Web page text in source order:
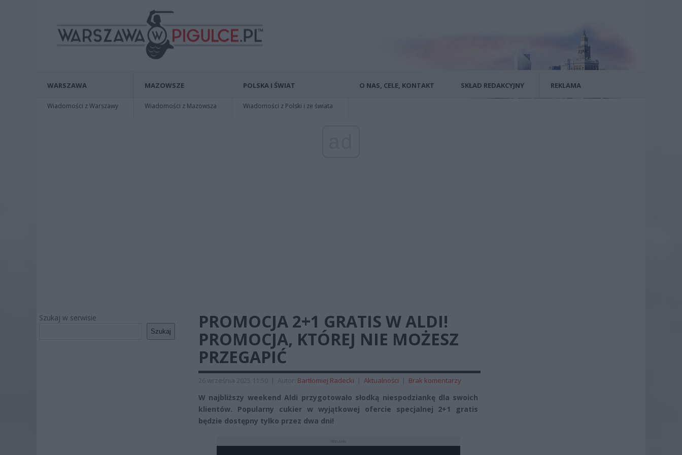
WARSZAWA
Wiadomości z Warszawy
MAZOWSZE
Wiadomości z Mazowsza
POLSKA I ŚWIAT
Wiadomości z Polski i ze świata
O NAS, CELE, KONTAKT SKŁAD REDAKCYJNY REKLAMA
Szukaj w serwisie
Szukaj
PROMOCJA 2+1 GRATIS W ALDI!
PROMOCJA, KTÓREJ NIE MOŻESZ
PRZEGAPIĆ
26 września 2025 11:50 | Autor: Bartłomiej Radecki | Aktualności | Brak komentarzy
W najbliższy weekend Aldi przygotowało słodką niespodziankę dla swoich
klientów. Popularny cukier w wyjątkowej ofercie specjalnej 2+1 gratis
będzie dostępny tylko przez dwa dni!